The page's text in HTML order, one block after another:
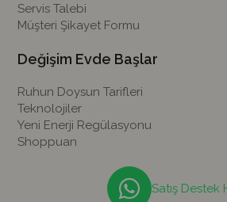
Servis Talebi
Müşteri Şikayet Formu
Değişim Evde Başlar
Ruhun Doysun Tarifleri
Teknolojiler
Yeni Enerji Regülasyonu
Shoppuan
Satış Destek